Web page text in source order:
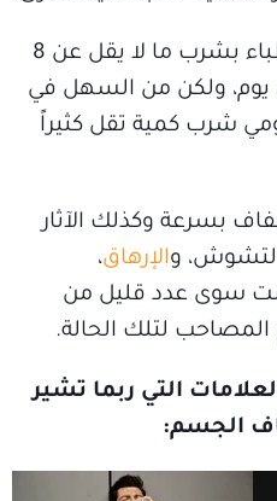
ينصح كثير من الأطباء بشرب ما لا يقل عن 8
يوم، ولكن من السهل في
شرب كمية تقل كثيراً
بسرعة وكذلك الآثار
والإرهاق،
سوى عدد قليل من
المصاحب لتلك الحالة.
التي ربما تشير
الجسم: